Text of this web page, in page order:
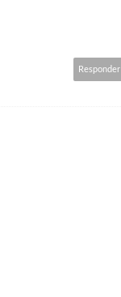
Responder